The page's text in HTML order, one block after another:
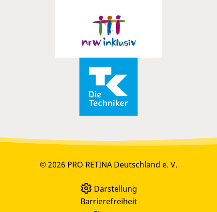
© 2026 PRO RETINA Deutschland e. V.
Darstellung
Barrierefreiheit